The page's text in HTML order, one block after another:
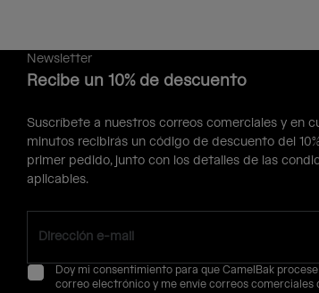
Newsletter
Recibe un 10% de descuento
Suscríbete a nuestros correos comerciales y en
minutos recibirás un código de descuento del
primer pedido, junto con los detalles de las
aplicables.
Doy mi consentimiento para que CamelBak
correo electrónico y me envíe correos comerciales